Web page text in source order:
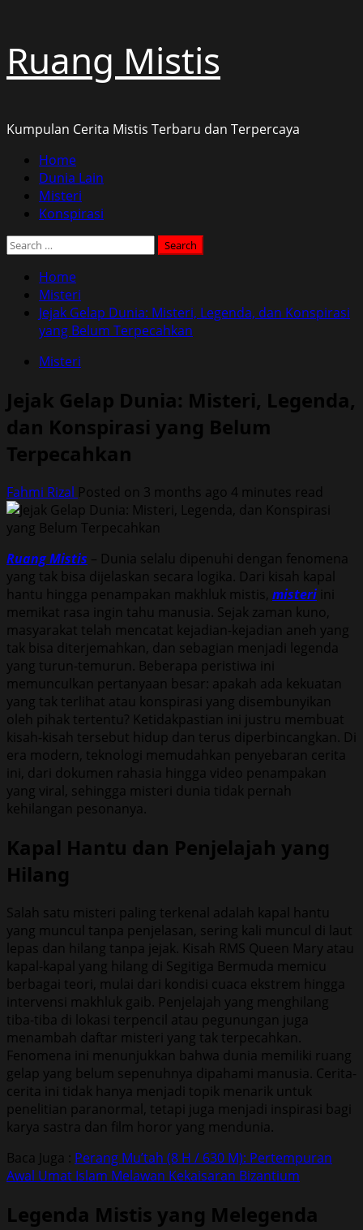
to
content
Ruang Mistis
Kumpulan Cerita Mistis Terbaru dan Terpercaya
Primary
Menu
Home
Dunia Lain
Misteri
Konspirasi
Search
Home
Misteri
Jejak Gelap Dunia: Misteri, Legenda, dan Konspirasi
yang Belum Terpecahkan
Misteri
Jejak Gelap Dunia: Misteri, Legenda,
dan Konspirasi yang Belum
Terpecahkan
Fahmi Rizal Posted on 3 months ago 4 minutes read
Ruang Mistis – Dunia selalu dipenuhi dengan fenomena
yang tak bisa dijelaskan secara logika. Dari kisah kapal
hantu hingga penampakan makhluk mistis, misteri ini
memikat rasa ingin tahu manusia. Sejak zaman kuno,
masyarakat telah mencatat kejadian-kejadian aneh yang
tak bisa diterjemahkan, dan sebagian menjadi legenda
yang turun-temurun. Beberapa peristiwa ini
memunculkan pertanyaan besar: apakah ada kekuatan
yang tak terlihat atau konspirasi yang disembunyikan
oleh pihak tertentu? Ketidakpastian ini justru membuat
kisah-kisah tersebut hidup dan terus diperbincangkan. Di
era modern, teknologi memudahkan penyebaran cerita
ini, dari dokumen rahasia hingga video penampakan
yang viral, sehingga misteri dunia tidak pernah
kehilangan pesonanya.
Kapal Hantu dan Penjelajah yang
Hilang
Salah satu misteri paling terkenal adalah kapal hantu
yang muncul tanpa penjelasan, sering kali muncul di laut
lepas dan hilang tanpa jejak. Kisah RMS Queen Mary atau
kapal-kapal yang hilang di Segitiga Bermuda memicu
berbagai teori, mulai dari kondisi cuaca ekstrem hingga
intervensi makhluk gaib. Penjelajah yang menghilang
tiba-tiba di lokasi terpencil atau pegunungan juga
menambah daftar misteri yang tak terpecahkan.
Fenomena ini menunjukkan bahwa dunia memiliki ruang
gelap yang belum sepenuhnya dipahami manusia. Cerita-
cerita ini tidak hanya menjadi topik menarik untuk
penelitian paranormal, tetapi juga menjadi inspirasi bagi
karya sastra dan film horor yang mendunia.
Baca Juga : Perang Mu’tah (8 H / 630 M): Pertempuran
Awal Umat Islam Melawan Kekaisaran Bizantium
Legenda Mistis yang Melegenda